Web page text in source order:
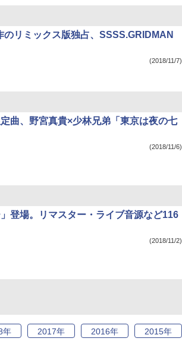
リミックス版独占、SSSS.GRIDMAN
(2018/11/7)
曲、野宮真貴×少林兄弟「東京は夜の七
(2018/11/6)
登場。リマスター・ライブ音源など116
(2018/11/2)
年 2017年 2016年 2015年